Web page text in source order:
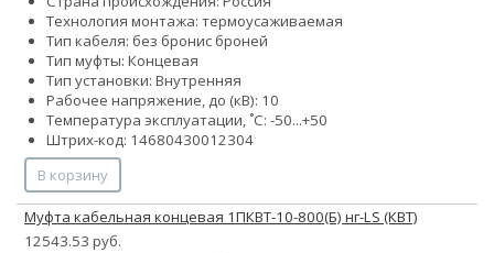
Технология монтажа: термоусаживаемая
Тип кабеля: без бронис броней
Тип муфты: Концевая
Тип установки: Внутренняя
Рабочее напряжение, до (кВ): 10
Температура эксплуатации, ˚С: -50...+50
Штрих-код: 14680430012304
В корзину
Муфта кабельная концевая 1ПКВТ-10-800(Б) нг-LS (КВТ)
12543.53 руб.